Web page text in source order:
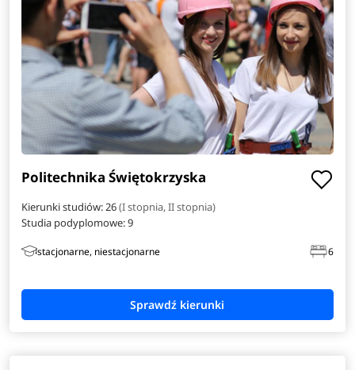
Politechnika Świętokrzyska
Kierunki studiów: 26(I stopnia, II stopnia)
Studia podyplomowe:9
stacjonarne, niestacjonarne 6